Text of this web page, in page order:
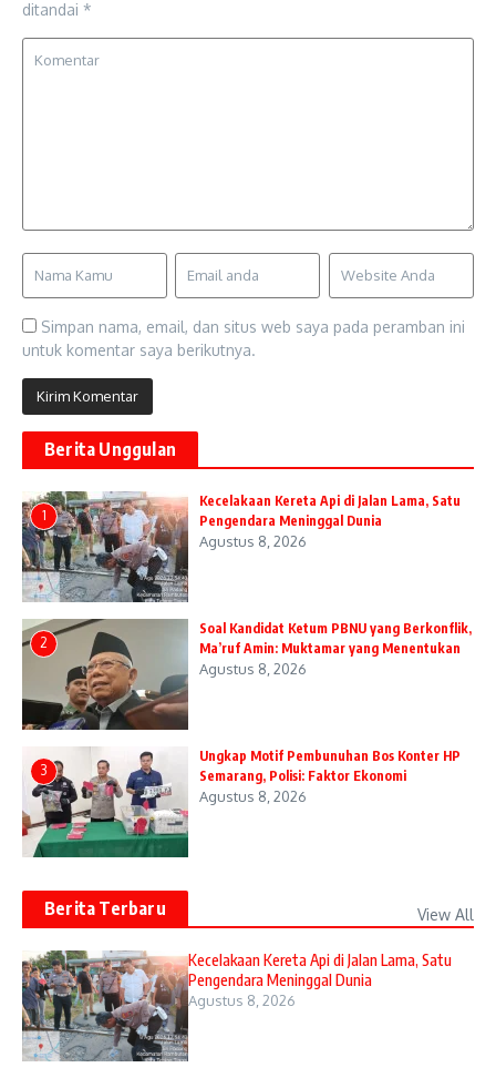
ditandai *
Simpan nama, email, dan situs web saya pada peramban ini
untuk komentar saya berikutnya.
Berita Unggulan
1
Kecelakaan Kereta Api di Jalan Lama, Satu
Pengendara Meninggal Dunia
Agustus 8, 2026
2
Soal Kandidat Ketum PBNU yang Berkonflik,
Ma’ruf Amin: Muktamar yang Menentukan
Agustus 8, 2026
3
Ungkap Motif Pembunuhan Bos Konter HP
Semarang, Polisi: Faktor Ekonomi
Agustus 8, 2026
Berita Terbaru View All
Kecelakaan Kereta Api di Jalan Lama, Satu
Pengendara Meninggal Dunia
Agustus 8, 2026